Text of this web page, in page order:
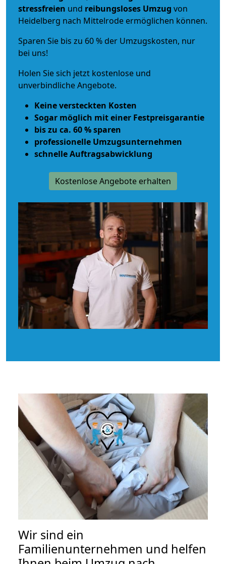
stressfreien und reibungsloses Umzug von
Heidelberg nach Mittelrode ermöglichen können.
Sparen Sie bis zu 60 % der Umzugskosten, nur
bei uns!
Holen Sie sich jetzt kostenlose und
unverbindliche Angebote.
Keine versteckten Kosten
Sogar möglich mit einer Festpreisgarantie
bis zu ca. 60 % sparen
professionelle Umzugsunternehmen
schnelle Auftragsabwicklung
Kostenlose Angebote erhalten
Wir sind ein
Familienunternehmen und helfen